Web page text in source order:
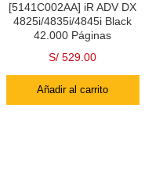
[5141C002AA] iR ADV DX
4825i/4835i/4845i Black
42.000 Páginas
S/ 529.00
Añadir al carrito